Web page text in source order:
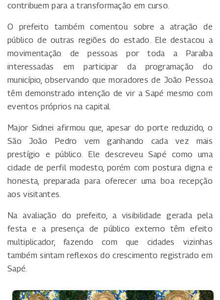
contribuem para a transformação em curso.
O prefeito também comentou sobre a atração de
público de outras regiões do estado. Ele destacou a
movimentação de pessoas por toda a Paraíba
interessadas em participar da programação do
município, observando que moradores de João Pessoa
têm demonstrado intenção de vir a Sapé mesmo com
eventos próprios na capital.
Major Sidnei afirmou que, apesar do porte reduzido, o
São João Pedro vem ganhando cada vez mais
prestígio e público. Ele descreveu Sapé como uma
cidade de perfil modesto, porém com postura digna e
honesta, preparada para oferecer uma boa recepção
aos visitantes.
Na avaliação do prefeito, a visibilidade gerada pela
festa e a presença de público externo têm efeito
multiplicador, fazendo com que cidades vizinhas
também sintam reflexos do crescimento registrado em
Sapé.